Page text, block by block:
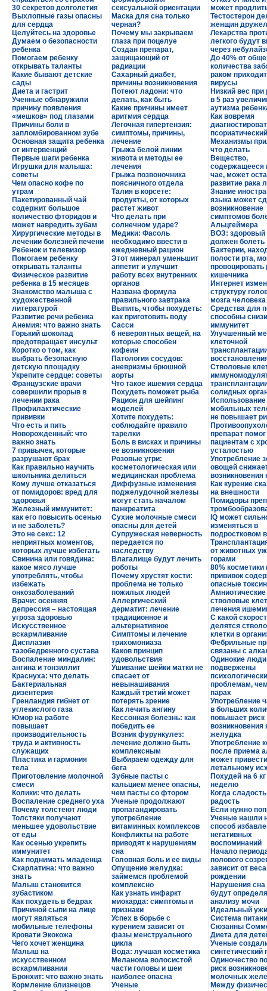
30 секретов долголетия
Выхлопные газы опасны
для сердца
Целуйтесь на здоровье
Думаем о безопасности
ребенка
Помогаем ребенку
открывать таланты
Какие бывают детские
сады
Диета и гастрит
Ученные обнаружили
причину появления
«мешков» под глазами
Причины боли в
запломбированном зубе
Основная защита ребенка
от интервенций
Первые шаги ребенка
Игрушки для малыша:
советы
Чем опасно кофе по
утрам
Пакетированный чай
содержит большое
количество фторидов и
может навредить зубам
Хирургические методы в
лечении болезней печени
Ребенок и телевизор
Помогаем ребенку
открывать таланты
Физическое развитие
ребенка в 15 месяцев
Знакомство малыша с
художественной
литературой
Развитие речи ребенка
Анемия: что важно знать
Горький шоколад
предотвращает инсульт
Коротко о том, как
выбрать безопасную
детскую площадку
Укрепите сердце: советы
Французские врачи
совершили прорыв в
лечении рака
Профилактические
прививки
Что есть и пить
Новорожденный: что
важно знать
7 привычек, которые
разрушают брак
Как правильно научить
школьника делиться
Кому лучше отказаться
от помидоров: вред для
здоровья
Железный иммунитет:
как его повысить осенью
и не заболеть?
Это не секс: 12
неприятных моментов,
которых лучше избегать
Свинина или говядина:
какое мясо лучше
употреблять, чтобы
избежать
онкозаболеваний
Врачи: осенняя
депрессия – настоящая
угроза здоровью
Искусственное
вскармливание
Дисплазия
тазобедренного сустава
Воспаление миндалин:
ангина и тонзиллит
Краснуха: что делать
Бактериальная
дизентерия
Гренландия гибнет от
углекислого газа
Юмор на работе
повышает
производительность
труда и активность
служащих
Пластика и гармония
тела
Приготовление молочной
смеси
Колики: что делать
Воспаление среднего уха
Почему толстеют люди
Толстяки получают
меньшее удовольствие
от еды
Как осенью укрепить
иммунитет
Как поднимать младенца
Скарлатина: что важно
знать
Малыш становится
зубастиком
Как похудеть в бедрах
Причиной сыпи на лице
могут являться
мобильные телефоны
Кровати Экокожа
Чего хочет женщина
Малыш на
искусственном
вскармливании
Бронхит: что важно знать
Кормление близнецов
сексуальной ориентации
Маска для сна только
черная?
Почему мы закрываем
глаза при поцелуе
Создан препарат,
защищающий от
радиации
Сахарный диабет,
причины возникновения
Потеют ладони: что
делать, как быть
Какие причины имеет
аритмия сердца
Легочная гипертензия:
симптомы, причины,
лечение
Грыжа белой линии
живота и методы ее
лечения
Грыжа позвоночника
поясничного отдела
Талия в корсете:
продукты, от которых
растет живот
Что делать при
солнечном ударе?
Медики: Фасоль
необходимо ввести в
ежедневный рацион
Этот минерал уменьшит
аппетит и улучшит
работу всех внутренних
органов
Названа формула
правильного завтрака
Выпить, чтобы похудеть:
как приготовить воду
Сасси
6 невероятных вещей, на
которые способен
кофеин
Патология сосудов:
аневризмы брюшной
аорты
Что такое ишемия сердца
Похудеть поможет рыба
Рацион для шейпинг
моделей
Хотите похудеть:
соблюдайте правило
тарелки
Боль в висках и причины
ее возникновения
Розовые угри:
косметологическая или
медицинская проблема
Диффузные изменения
поджелудочной железы
могут стать началом
панкреатита
Сухие молочные смеси
опасны для детей
Супружеская неверность
передается по
наследству
Влагалище будут лечить
роботы
Почему хрустят кости:
проблема не только
пожилых людей
Аллергический
дерматит: лечение
традиционное и
альтернативное
Симптомы и лечение
трихомониаза
Каков принцип
удовольствия
Ушивание шейки матки не
спасает от
невынашивания
Каждый третий может
потерять зрение
Как лечить ангину
Кессонная болезнь: как
победить ее
Возник фурункулез:
лечение должно быть
комплексным
Выбираем одежду для
бега
Зубные пасты с
кальцием менее опасны,
чем пасты со фтором
Ученые продолжают
пропагандировать
употребление
витаминных комплексов
Конфликты на работе
приводят к нарушениям
сна
Головная боль и ее виды
Опущение желудка:
займемся проблемой
комплексно
Как узнать инфаркт
миокарда: симптомы и
признаки
Успех в борьбе с
курением зависит от
фазы менструального
цикла
Вода: лучшая косметика
Меланома волосистой
части головы и шеи
наиболее опасна
Ученые
может
Тестостерон
женщин
Лекарства
легкого будут
через
До 40% от
количества
раком
вирусы
Низкий вес
в 5 раз
аутизма
Как вовремя
Механизмы
что делать
Bещество,
содержащееся
чае, может
развитие рака
Знание
языка может
возникновение
симптомов
Альцгеймера
ВОЗ: здоровый
должен болеть
Бактерии,
полости рта,
провоцировать
кишечника
Интернет
структуру
мозга человека
Средства для
способны
иммунитет
Улучшенный
клеточной
Стволовые
солидных
Использование
мобильных
не повышает
препарат помог
пациентам с
усталостью
Употребление
овощей
возникновения
Как курение
на внешности
Помидоры
IQ может
изменяться в
подростковом
от животных
горами
80% косметики
прививок
опасные
Амниотические
стволовые
лечения
С какой
делятся
клетки в
Фебрильные
связаны с
Одинокие люди
подвержены
проблемам,
парах
Употребление
в больших
повышает риск
возникновения
желудка
Употребление
после приема
может
летальному
Похудей на 6 кг
неделю
Когда
радость
Если нужно
Ученые нашли
способ
негативных
воспоминаний
Начало
полового
зависит от
рождении
Нарушения сна
будут
анализу мочи
Идеальный
Система
Сюзанны
Диета для
Ученые
синтетический
Одиночество
риск
молочных
Между